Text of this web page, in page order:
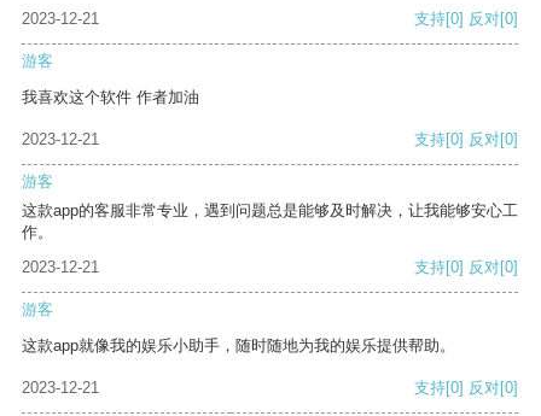
2023-12-21
支持[0] 反对[0]
游客
我喜欢这个软件 作者加油
2023-12-21 支持[0] 反对[0]
游客
这款app的客服非常专业，遇到问题总是能够及时解决，让我能够安心工
作。
2023-12-21
支持[0] 反对[0]
游客
这款app就像我的娱乐小助手，随时随地为我的娱乐提供帮助。
2023-12-21 支持[0] 反对[0]